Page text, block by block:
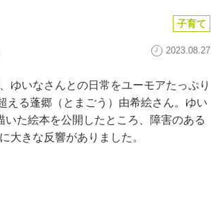
子育て
2023.08.27
ゆいなさんとの日常をユーモアたっぷり
える蓬郷（とまごう）由希絵さん。ゆい
た絵本を公開したところ、障害のある
大きな反響がありました。